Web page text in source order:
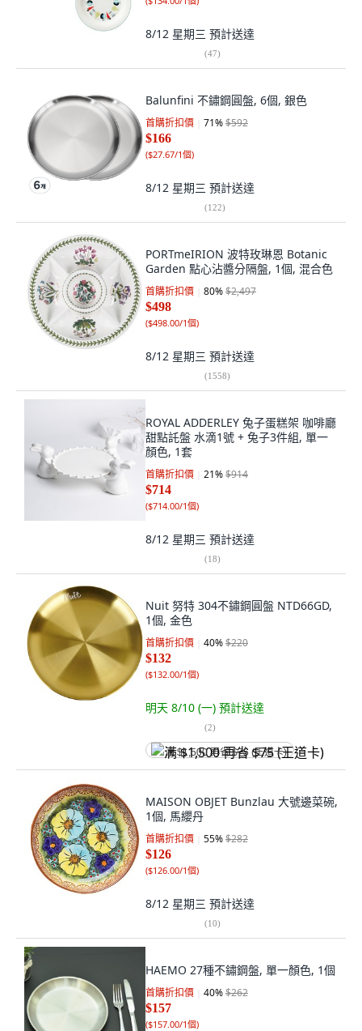
8/12 星期三 預計送達
(47)
Balunfini 不鏽鋼圓盤, 6個, 銀色
首購折扣價 71%$592
$166
($27.67/1個)
8/12 星期三 預計送達
(122)
PORTmeIRION 波特玫琳恩 Botanic
Garden 點心沾醬分隔盤, 1個, 混合色
首購折扣價 80%$2,497
$498
($498.00/1個)
8/12 星期三 預計送達
(1558)
ROYAL ADDERLEY 兔子蛋糕架 咖啡廳
甜點託盤 水滴1號 + 兔子3件組, 單一
顏色, 1套
首購折扣價 21%$914
$714
($714.00/1個)
8/12 星期三 預計送達
(18)
Nuit 努特 304不鏽鋼圓盤 NTD66GD,
1個, 金色
首購折扣價 40%$220
$132
($132.00/1個)
明天 8/10 (一) 預計送達
(2)
满 $1,500 再省 $75 (王道卡)
MAISON OBJET Bunzlau 大號邊菜碗,
1個, 馬纓丹
首購折扣價 55%$282
$126
($126.00/1個)
8/12 星期三 預計送達
(10)
HAEMO 27種不鏽鋼盤, 單一顏色, 1個
首購折扣價 40%$262
$157
($157.00/1個)